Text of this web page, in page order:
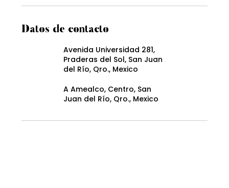
Datos de contacto
Avenida Universidad 281,
Praderas del Sol, San Juan
del Río, Qro., Mexico
A Amealco, Centro, San
Juan del Río, Qro., Mexico